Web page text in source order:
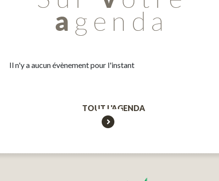
Il n'y a aucun évènement pour l'instant
TOUT L'AGENDA